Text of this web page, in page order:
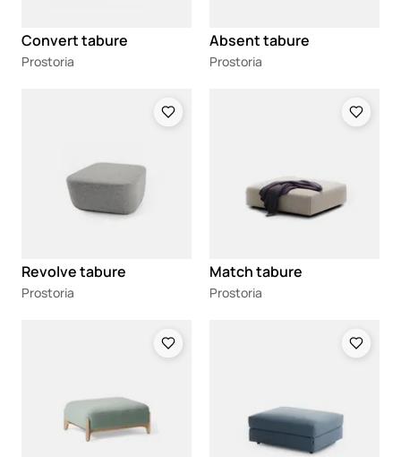
Convert tabure
Prostoria
Absent tabure
Prostoria
Revolve tabure
Prostoria
Match tabure
Prostoria